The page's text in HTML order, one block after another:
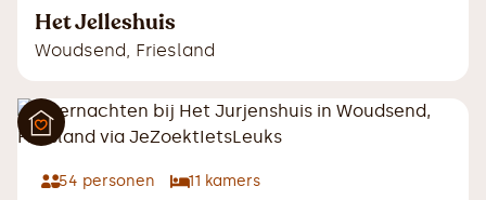
Het Jelleshuis
Woudsend, Friesland
54 personen 11 kamers